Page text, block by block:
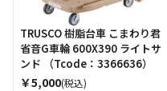
TRUSCO 樹脂台車 こまわり君
省音G車輪 600X390 ライトサ
ンド （Tcode：3366636）
￥5,000(税込)